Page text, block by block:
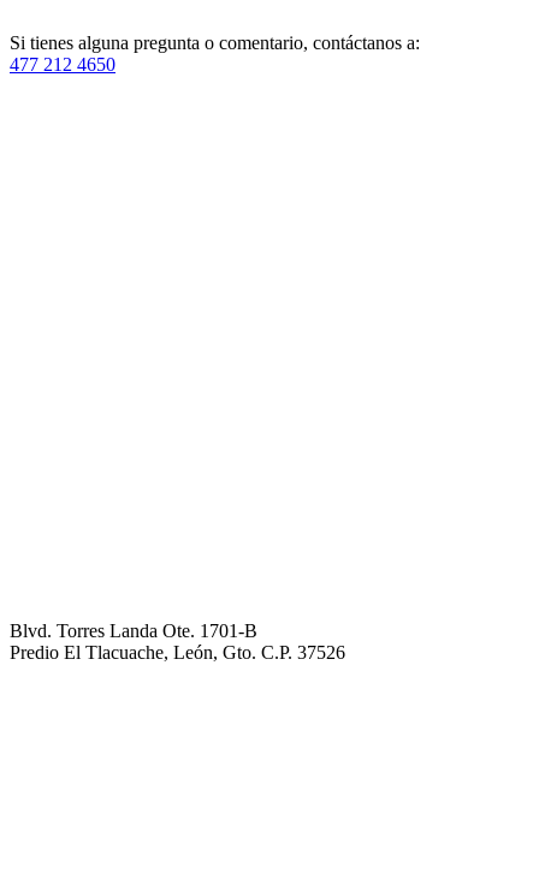
Si tienes alguna pregunta o comentario, contáctanos a:
477 212 4650
Blvd. Torres Landa Ote. 1701-B
Predio El Tlacuache, León, Gto. C.P. 37526